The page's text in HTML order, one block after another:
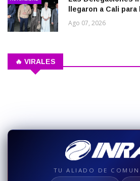
llegaron a Cali
Ago 07, 2026
🔥 VIRALES
TU ALIADO DE